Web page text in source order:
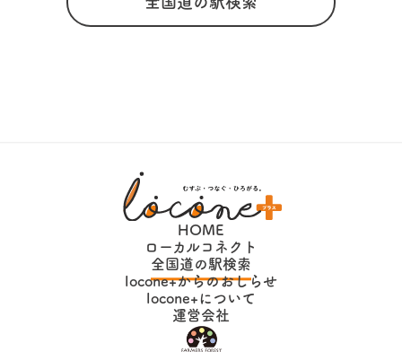
HOME
ローカルコネクト
全国道の駅検索
locone+からのおしらせ
locone+について
運営会社